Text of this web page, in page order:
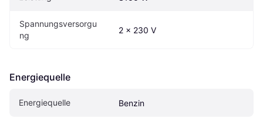
Spannungsversorgu
ng
2 x 230 V
Energiequelle
Energiequelle Benzin